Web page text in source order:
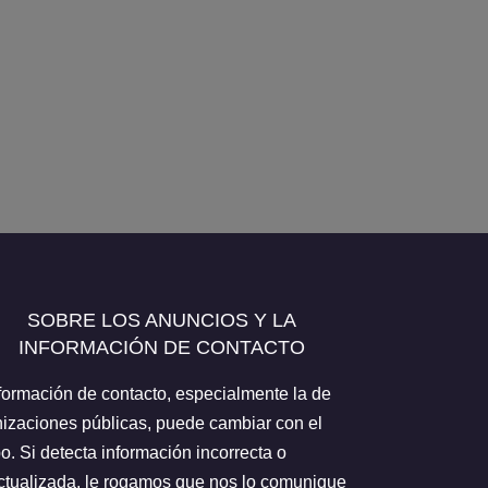
SOBRE LOS ANUNCIOS Y LA
INFORMACIÓN DE CONTACTO
de contacto, especialmente la de
públicas, puede cambiar con el
Si detecta información incorrecta o
le rogamos que nos lo comunique